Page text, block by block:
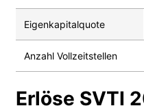
Eigenkapitalquote
Anzahl Vollzeitstellen
Erlöse SVTI